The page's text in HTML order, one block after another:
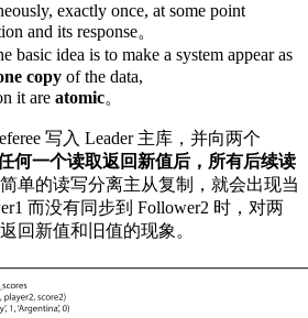
exactly once, at some point
and its response。
idea is to make a system appear as
copy of the data,
it are atomic。
写入 Leader 主库，并向两个
何一个读取返回新值后，所有后续读
单的读写分离主从复制，就会出现当
而没有同步到 Follower2 时，对两
回新值和旧值的现象。